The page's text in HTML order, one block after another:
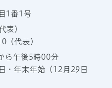
1番1号
代表）
（代表）
ら午後5時00分
・年末年始（12月29日